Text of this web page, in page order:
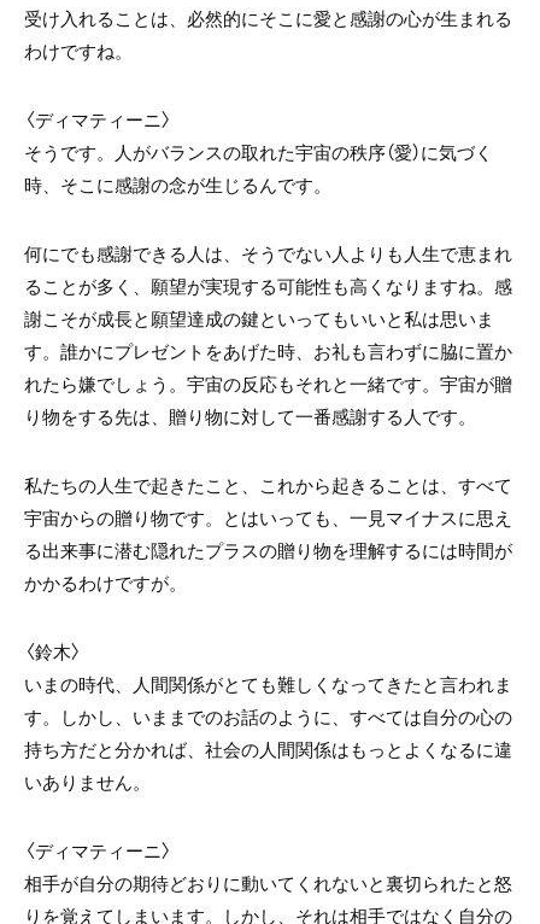
受け入れることは、必然的にそこに愛と感謝の心が生まれる
わけですね。
〈ディマティーニ〉
そうです。人がバランスの取れた宇宙の秩序（愛）に気づく
時、そこに感謝の念が生じるんです。
何にでも感謝できる人は、そうでない人よりも人生で恵まれ
ることが多く、願望が実現する可能性も高くなりますね。感
謝こそが成長と願望達成の鍵といってもいいと私は思いま
す。誰かにプレゼントをあげた時、お礼も言わずに脇に置か
れたら嫌でしょう。宇宙の反応もそれと一緒です。宇宙が贈
り物をする先は、贈り物に対して一番感謝する人です。
私たちの人生で起きたこと、これから起きることは、すべて
宇宙からの贈り物です。とはいっても、一見マイナスに思え
る出来事に潜む隠れたプラスの贈り物を理解するには時間が
かかるわけですが。
〈鈴木〉
いまの時代、人間関係がとても難しくなってきたと言われま
す。しかし、いままでのお話のように、すべては自分の心の
持ち方だと分かれば、社会の人間関係はもっとよくなるに違
いありません。
〈ディマティーニ〉
相手が自分の期待どおりに動いてくれないと裏切られたと怒
りを覚えてしまいます。しかし、それは相手ではなく自分の